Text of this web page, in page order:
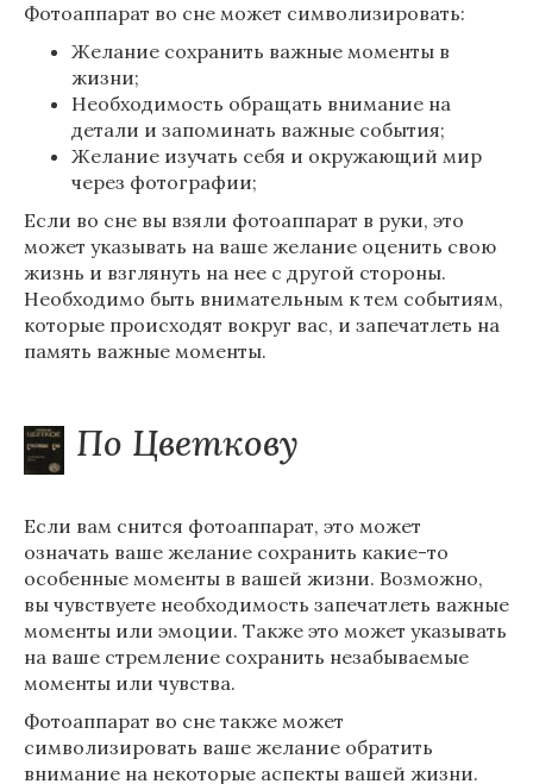
Фотоаппарат во сне может символизировать:
Желание сохранить важные моменты в
жизни;
Необходимость обращать внимание на
детали и запоминать важные события;
Желание изучать себя и окружающий мир
через фотографии;
Если во сне вы взяли фотоаппарат в руки, это
может указывать на ваше желание оценить свою
жизнь и взглянуть на нее с другой стороны.
Необходимо быть внимательным к тем событиям,
которые происходят вокруг вас, и запечатлеть на
память важные моменты.
По Цветкову
Если вам снится фотоаппарат, это может
означать ваше желание сохранить какие-то
особенные моменты в вашей жизни. Возможно,
вы чувствуете необходимость запечатлеть важные
моменты или эмоции. Также это может указывать
на ваше стремление сохранить незабываемые
моменты или чувства.
Фотоаппарат во сне также может
символизировать ваше желание обратить
внимание на некоторые аспекты вашей жизни.